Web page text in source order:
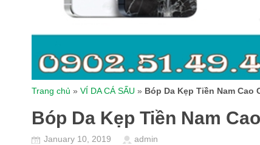
Trang chủ » VÍ DA CÁ SẤU » Bóp Da Kẹp Tiền Nam Cao
Bóp Da Kẹp Tiền Nam
January 10, 2019 admin